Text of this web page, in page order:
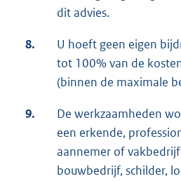
dit advies.
8.
U hoeft geen eigen
tot 100% van de
(binnen de maximale
9.
De werkzaamheden
een erkende,
aannemer of vakbedrijf
bouwbedrijf, schilder,